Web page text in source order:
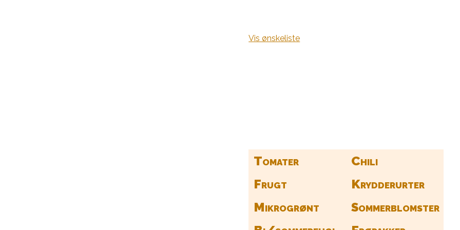
Vis ønskeliste
Tomater
Chili
Frugt
Krydderurter
Mikrogrønt
Sommerblomster